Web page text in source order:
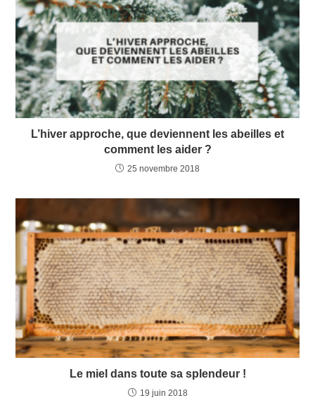
L’hiver approche, que deviennent les abeilles et
comment les aider ?
25 novembre 2018
Le miel dans toute sa splendeur !
19 juin 2018